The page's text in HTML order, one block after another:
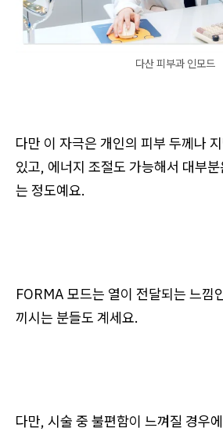
다산 피부과 인모드
다만 이 자극은 개인의 피부 두께나
있고, 에너지 조절도 가능해서 대부
는 정도예요.
FORMA 모드는 열이 전달되는 느낌
끼시는 분들도 계세요.
다만, 시술 중 불편함이 느껴질 경우